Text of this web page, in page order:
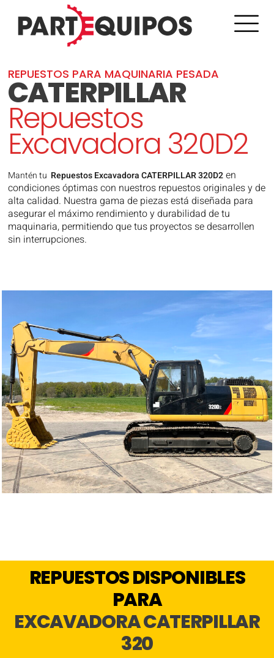
REPUESTOS PARA MAQUINARIA PESADA
CATERPILLAR
Repuestos
Excavadora 320D2
Mantén tu Repuestos Excavadora CATERPILLAR 320D2en
condiciones óptimas con nuestros repuestos originales y de
alta calidad. Nuestra gama de piezas está diseñada para
asegurar el máximo rendimiento y durabilidad de tu
maquinaria, permitiendo que tus proyectos se desarrollen
sin interrupciones.
REPUESTOS DISPONIBLES
PARA
EXCAVADORA CATERPILLAR
320